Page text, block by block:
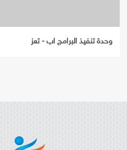
مكتب حضرموت